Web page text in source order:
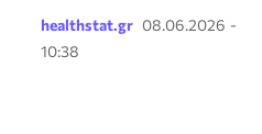
healthstat.gr 08.06.2026 -
10:38